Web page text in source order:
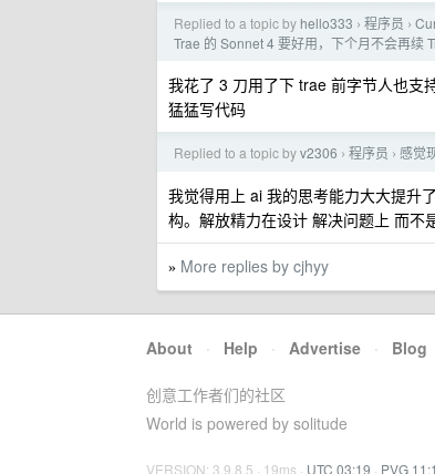
Replied to a topic by hello333 › 程序员 ›
Trae 的 Sonnet 4 要好用，下个月不会再续
我花了 3 刀用了下 trae 前字节人也支
猛猛写代码
Replied to a topic byv2306 › 程序员 › 感觉
我觉得用上 ai 我的思考能力大大提升
构。解放精力在设计 解决问题上 而不
» More replies by cjhyy
About · Help · Advertise · Blog
创意工作者们的社区
World is powered by solitude
VERSION: 3.9.8.5 · 19ms · UTC 03:19 · PVG